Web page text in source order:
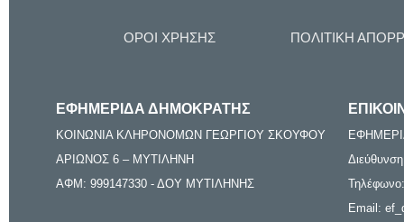
ΟΡΟΙ ΧΡΗΣΗΣ ΠΟΛΙΤΙΚΗ
ΕΦΗΜΕΡΙΔΑ ΔΗΜΟΚΡΑΤΗΣ
ΚΟΙΝΩΝΙΑ ΚΛΗΡΟΝΟΜΩΝ ΓΕΩΡΓΙΟΥ ΣΚΟΥΦΟΥ
ΑΡΙΩΝΟΣ 6 – ΜΥΤΙΛΗΝΗ
ΑΦΜ: 999147330 - ΔΟΥ ΜΥΤΙΛΗΝΗΣ
Email: